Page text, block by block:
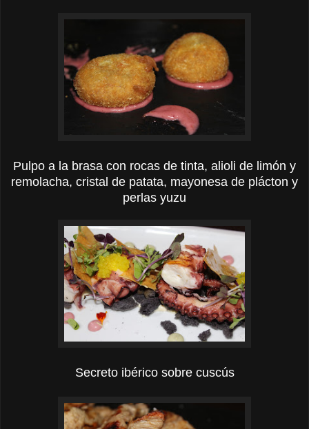
Pulpo a la brasa con rocas de tinta, alioli de limón y
remolacha, cristal de patata, mayonesa de plácton y
perlas yuzu
Secreto ibérico sobre cuscús